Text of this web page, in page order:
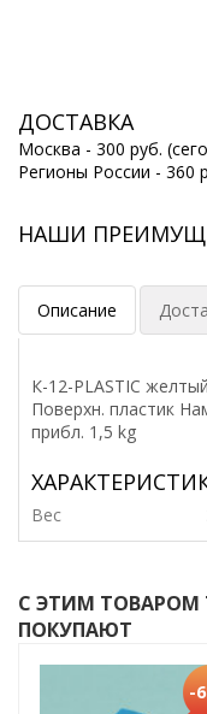
ДОСТАВКА
Москва - 300 руб.
Регионы России - 360
НАШИ
Описание
К-12-PLASTIC
Поверхн. пластик
прибл. 1,5 kg
Вес
С ЭТИМ ТОВАРОМ
ПОКУПАЮТ
-